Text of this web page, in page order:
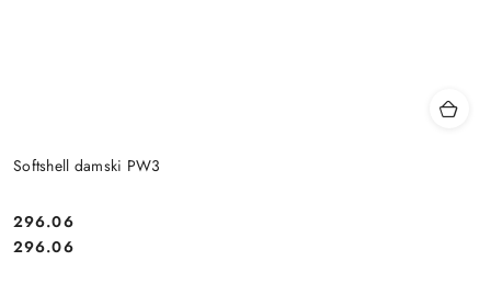
Softshell damski PW3
Cena:
296.06
Cena:
296.06